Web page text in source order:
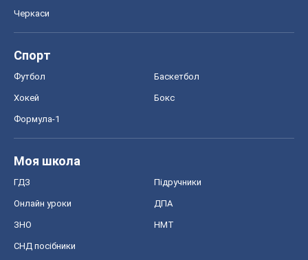
Черкаси
Спорт
Футбол Баскетбол
Хокей Бокс
Формула-1
Моя школа
ГДЗ Підручники
Онлайн уроки ДПА
ЗНО НМТ
СНД посібники